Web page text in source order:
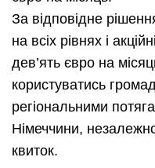
За відповідне
на всіх рівнях і
дев’ять євро на
користуватись
регіональними
Німеччини,
квиток.